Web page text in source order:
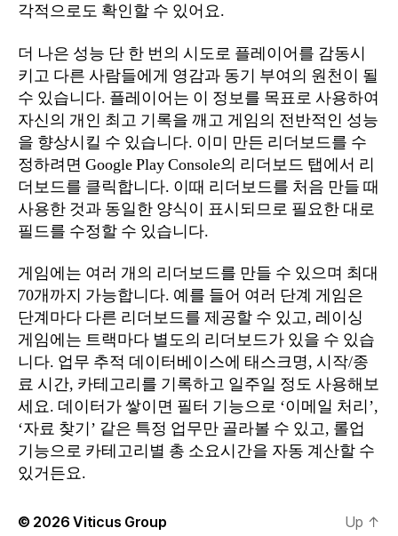
각적으로도 확인할 수 있어요.
더 나은 성능 단 한 번의 시도로 플레이어를 감동시
키고 다른 사람들에게 영감과 동기 부여의 원천이 될
수 있습니다. 플레이어는 이 정보를 목표로 사용하여
자신의 개인 최고 기록을 깨고 게임의 전반적인 성능
을 향상시킬 수 있습니다. 이미 만든 리더보드를 수
정하려면 Google Play Console의 리더보드 탭에서 리
더보드를 클릭합니다. 이때 리더보드를 처음 만들 때
사용한 것과 동일한 양식이 표시되므로 필요한 대로
필드를 수정할 수 있습니다.
게임에는 여러 개의 리더보드를 만들 수 있으며 최대
70개까지 가능합니다. 예를 들어 여러 단계 게임은
단계마다 다른 리더보드를 제공할 수 있고, 레이싱
게임에는 트랙마다 별도의 리더보드가 있을 수 있습
니다. 업무 추적 데이터베이스에 태스크명, 시작/종
료 시간, 카테고리를 기록하고 일주일 정도 사용해보
세요. 데이터가 쌓이면 필터 기능으로 ‘이메일 처리’,
‘자료 찾기’ 같은 특정 업무만 골라볼 수 있고, 롤업
기능으로 카테고리별 총 소요시간을 자동 계산할 수
있거든요.
© 2026Viticus Group Up ↑